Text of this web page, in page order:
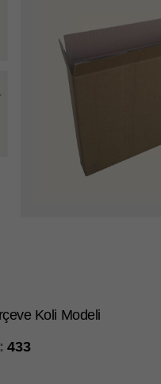
Koli Modeli
433